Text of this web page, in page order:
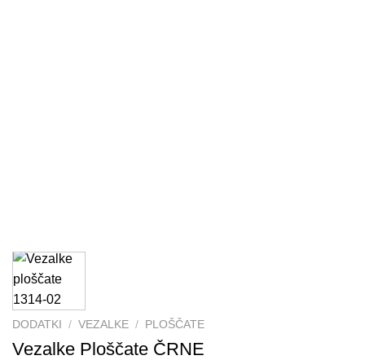
DODATKI / VEZALKE / PLOŠČATE
Vezalke Ploščate ČRNE